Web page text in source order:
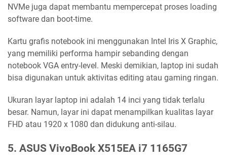
NVMe juga dapat membantu mempercepat proses loading
software dan boot-time.
Kartu grafis notebook ini menggunakan Intel Iris X Graphic,
yang memiliki performa hampir sebanding dengan
notebook VGA entry-level. Meski demikian, laptop ini sudah
bisa digunakan untuk aktivitas editing atau gaming ringan.
Ukuran layar laptop ini adalah 14 inci yang tidak terlalu
besar. Namun, layar ini dapat menampilkan kualitas layar
FHD atau 1920 x 1080 dan didukung anti-silau.
5. ASUS VivoBook X515EA i7 1165G7